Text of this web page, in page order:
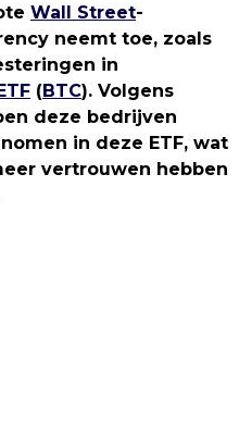
Wall Street-
neemt toe, zoals
in
(BTC). Volgens
deze bedrijven
in deze ETF, wat
vertrouwen hebben